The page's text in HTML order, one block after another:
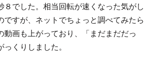
８でした。相当回転が速くなった気がし
ですが、ネットでちょっと調べてみたら
動画も上がっており、「まだまだだっ
くりしました。